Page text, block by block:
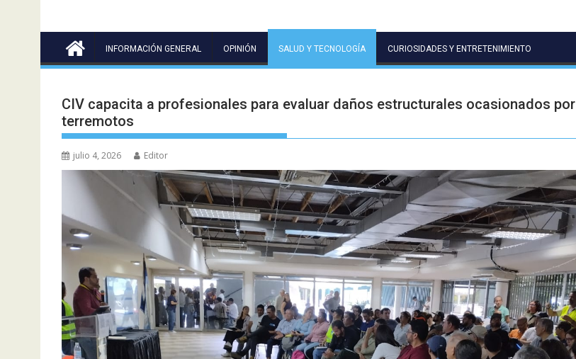
INFORMACIÓN GENERAL OPINIÓN SALUD Y TECNOLOGÍA CURIOSIDADES Y ENTRETENIMIENTO
CIV capacita a profesionales para evaluar daños estructurales ocasionados por
terremotos
julio 4, 2026 Editor